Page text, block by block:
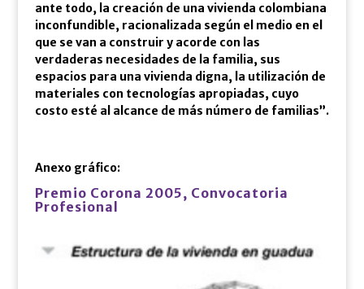
ante todo, la creación de una vivienda colombiana
inconfundible, racionalizada según el medio en el
que se van a construir y acorde con las
verdaderas necesidades de la familia, sus
espacios para una vivienda digna, la utilización de
materiales con tecnologías apropiadas, cuyo
costo esté al alcance de más número de familias”.
Anexo gráfico:
Premio Corona 2005, Convocatoria
Profesional